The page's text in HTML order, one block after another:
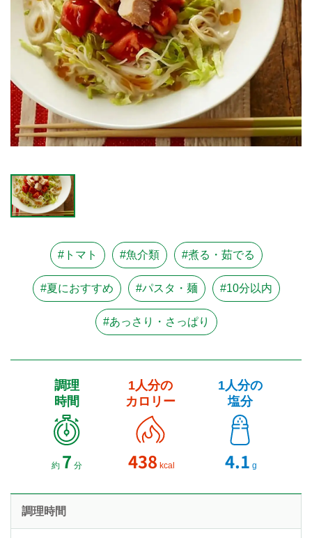
#トマト #魚介類 #煮る・茹でる
#夏におすすめ #パスタ・麺 #10分以内
#あっさり・さっぱり
調理
時間
約 7 分
1人分の
カロリー
438 kcal
1人分の
塩分
4.1 g
調理時間